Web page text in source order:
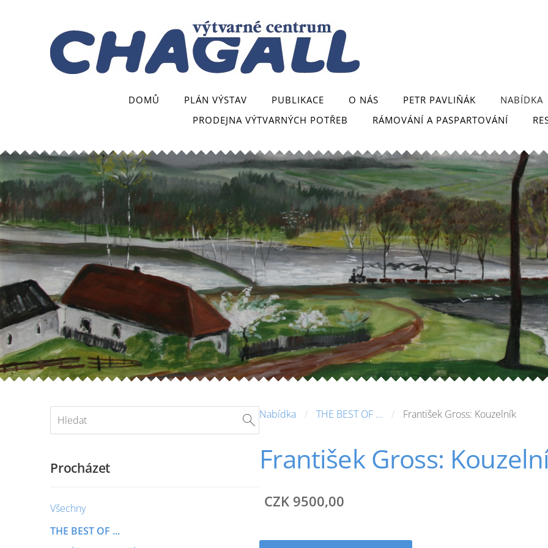
DOMŮ PLÁN VÝSTAV PUBLIKACE O NÁS PETR PAVLIŇÁK
NABÍDKA
PRODEJNA VÝTVARNÝCH POTŘEB
RÁMOVÁNÍ A PASPARTOVÁNÍ
Procházet
Všechny
THE BEST OF ...
Nabídka THE BEST OF ... František Gross: Kouzelník
František Gross:
CZK 9500,00